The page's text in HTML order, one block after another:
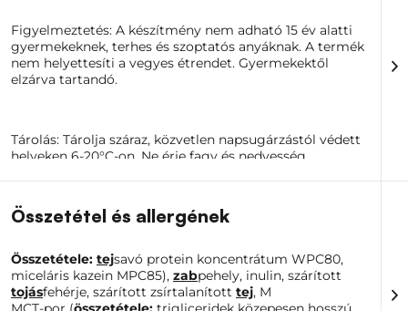
Figyelmeztetés: A készítmény nem adható 15 év alatti
gyermekeknek, terhes és szoptatós anyáknak. A termék
nem helyettesíti a vegyes étrendet. Gyermekektől
elzárva tartandó.
Tárolás: Tárolja száraz, közvetlen napsugárzástól védett
helyeken 6-20°C-on. Ne érje fagy és nedvesség.
Összetétel és allergének
Összetétele: tejsavó protein koncentrátum WPC80,
miceláris kazein MPC85), zabpehely, inulin, szárított
tojásfehérje, szárított zsírtalanított tej, M